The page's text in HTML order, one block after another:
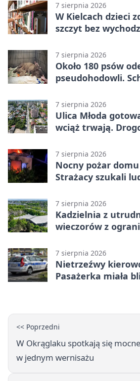
7 sierpnia 2026
W Kielcach dzieci
szczyt bez
7 sierpnia 2026
Około 180 psów
pseudohodowli.
7 sierpnia 2026
Ulica Młoda
wciąż trwają.
7 sierpnia 2026
Nocny pożar
Strażacy szukali
7 sierpnia 2026
Kadzielnia z
wieczorów z
7 sierpnia 2026
Nietrzeźwy
Pasażerka miała
<< Poprzedni
W Okrąglaku spotkają się
w jednym wernisażu